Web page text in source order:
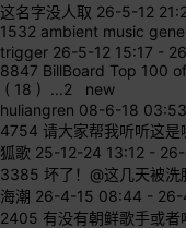
这名字没人取 26-5-12
1532 ambient music
trigger 26-5-12 15:17 -
8847 BillBoard Top 100
( 18 ) ...2
new
huliangren 08-6-18 03:53
4754 请大家帮我听听这是
狐歌 25-12-24 13:12 -
3385 坏了！@这几天被洗
海潮 26-4-15 08:44 -
2405 有没有朝鲜歌手或者